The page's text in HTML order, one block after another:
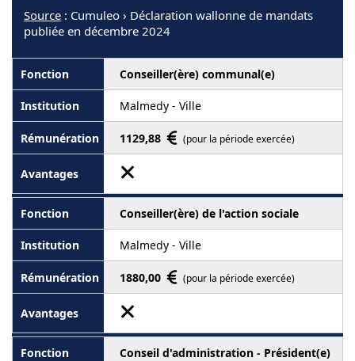
Source : Cumuleo › Déclaration wallonne de mandats
publiée en décembre 2024
Conseiller(ère) communal(e)
Malmedy - Ville
1129,88 (pour la période exercée)
Conseiller(ère) de l'action sociale
Malmedy - Ville
1880,00 (pour la période exercée)
Conseil d'administration - Président(e)